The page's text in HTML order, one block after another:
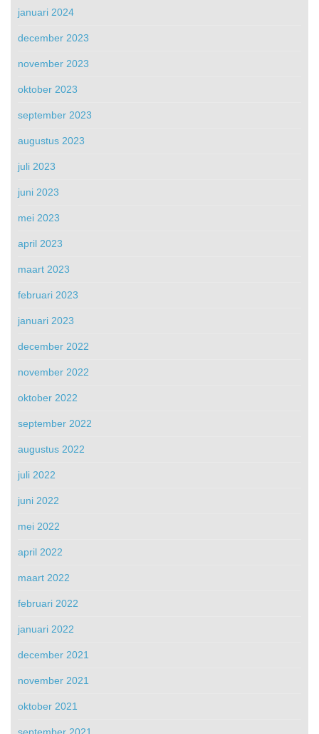
januari 2024
december 2023
november 2023
oktober 2023
september 2023
augustus 2023
juli 2023
juni 2023
mei 2023
april 2023
maart 2023
februari 2023
januari 2023
december 2022
november 2022
oktober 2022
september 2022
augustus 2022
juli 2022
juni 2022
mei 2022
april 2022
maart 2022
februari 2022
januari 2022
december 2021
november 2021
oktober 2021